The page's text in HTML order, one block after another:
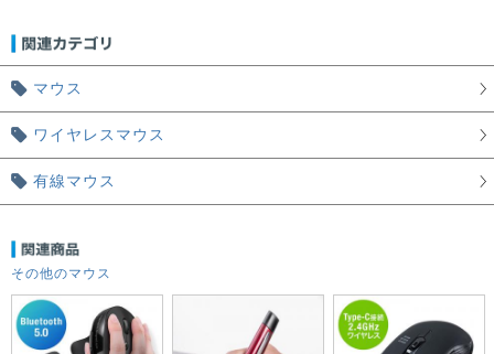
マウス
ワイヤレスマウス
有線マウス
その他のマウス